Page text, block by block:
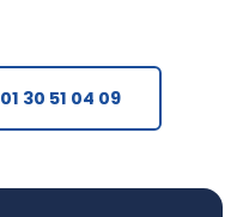
01 30 51 04 09